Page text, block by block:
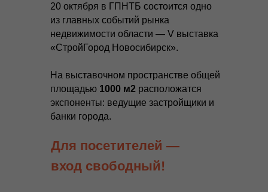
20 октября в ГПНТБ состоится одно
из главных событий рынка
недвижимости области — V выставка
«СтройГород Новосибирск».
На выставочном пространстве общей
площадью 1000 м2 расположатся
экспоненты: ведущие застройщики и
банки города.
Для посетителей —
вход свободный!